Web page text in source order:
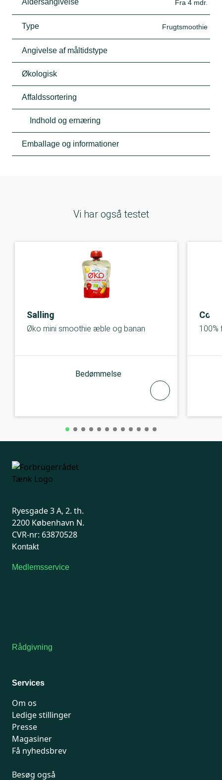
Aldersangivelse Fra 4 mdr.
Type Frugtsmoothie
Angivelse af måltidstype
Økologisk
Affaldssortering
Indhold og ernæring
Emballage og informationer
Vi har også testet
Salling
Øko mini smoothie æble og banan
Bedømmelse
Ryesgade 3 A, 2. th.
2200 København N.
CVR-nr: 63870528
Kontakt
Medlemsservice
Rådgivning
Services
Om os
Ledige stillinger
Presse
Magasiner
Få nyhedsbrev
Besøg også